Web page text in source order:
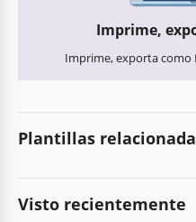
Imprime,
Imprime, exporta como
Plantillas
Visto recientemente